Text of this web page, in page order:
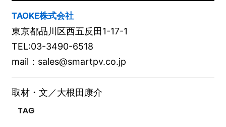
TAOKE株式会社
東京都品川区西五反田1-17-1
TEL:03-3490-6518
mail：sales@smartpv.co.jp
取材・文／大根田康介